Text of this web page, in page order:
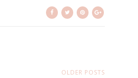
OLDER POSTS